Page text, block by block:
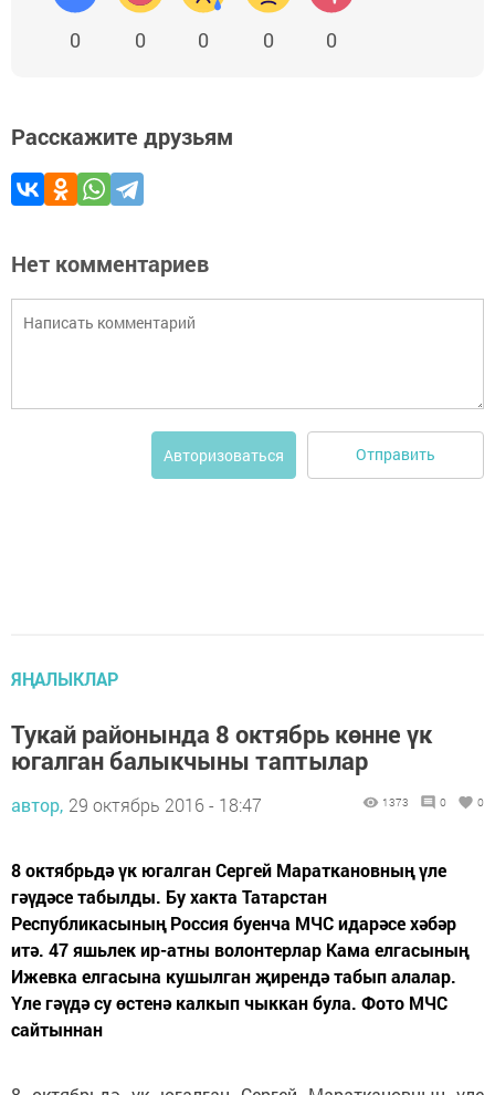
0 0 0 0 0
Расскажите друзьям
Нет комментариев
Авторизоваться Отправить
ЯҢАЛЫКЛАР
Тукай районында 8 октябрь көнне үк
югалган балыкчыны таптылар
автор, 29 октябрь 2016 - 18:47 1373 0 0
8 октябрьдә үк югалган Сергей Мараткановның үле
гәүдәсе табылды. Бу хакта Татарстан
Республикасының Россия буенча МЧС идарәсе хәбәр
итә. 47 яшьлек ир-атны волонтерлар Кама елгасының
Ижевка елгасына кушылган җирендә табып алалар.
Үле гәүдә су өстенә калкып чыккан була. Фото МЧС
сайтыннан